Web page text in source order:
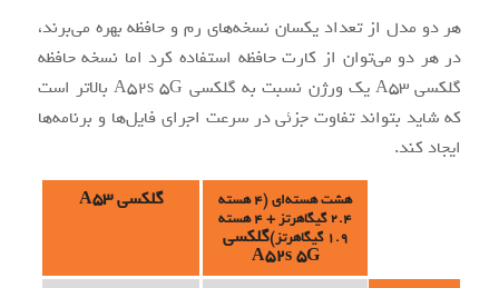
هر دو مدل از تعداد یکسان نسخه‌های رم و حافظه بهره می‌برند،
در هر دو می‌توان از کارت حافظه استفاده کرد اما نسخه حافظه
گلکسی A53 یک ورژن نسبت به گلکسی A52s 5G بالاتر است
که شاید بتواند تفاوت جزئی در سرعت اجرای فایل‌ها و برنامه‌ها
ایجاد کند.
هشت هسته‌ای (4 هسته
2.4 گیگاهرتز + 4 هسته
1.9 گیگاهرتز)
گلکسی
A52s 5G
گلکسی A53